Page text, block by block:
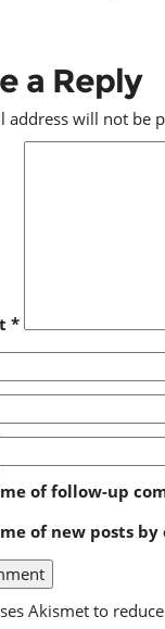
a Reply
address will not be
*
of follow-up
of new posts by
Akismet to